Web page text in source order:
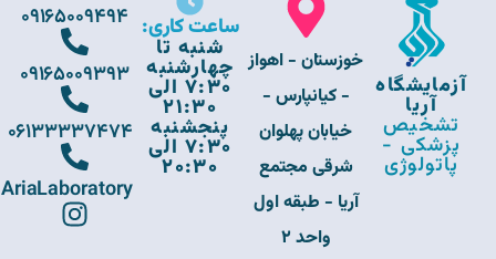
آزمایشگاه
آریا
تشخیص
پزشکی -
پاتولوژی
خوزستان - اهواز
- کیانپارس -
خیابان پهلوان
شرقی مجتمع
آریا - طبقه اول
واحد 2
ساعت کاری:
شنبه تا
چهارشنبه
7:30 الی
21:30
پنجشنبه
7:30 الی
20:30
09165009494
09165009393
06133337474
AriaLaboratory